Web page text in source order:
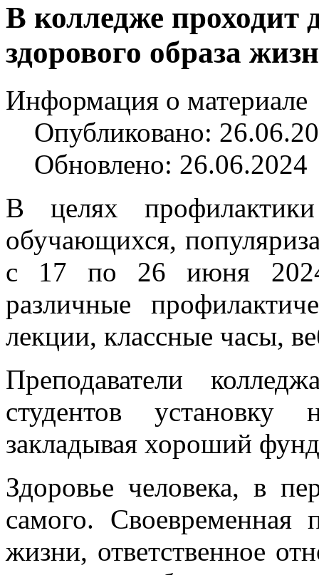
В колледже проходит
здорового образа
Информация о материале
Опубликовано:
Обновлено: 26.06.2024
В целях
обучающихся,
с 17 по 26 июня 2024
различные
лекции, классные часы,
Преподаватели
студентов
закладывая хороший
Здоровье человека, в
самого. Своевременная
жизни, ответственное